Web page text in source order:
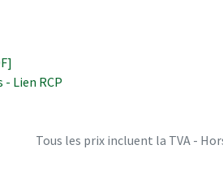
Lien RCP
Tous les prix incluent la TVA -